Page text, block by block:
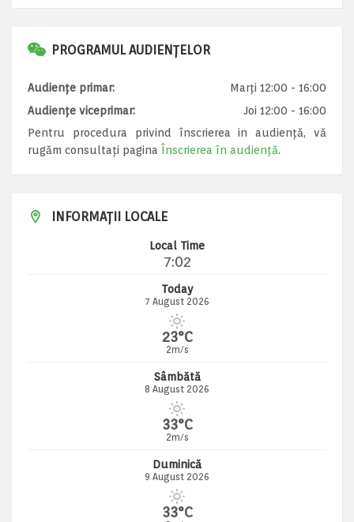
PROGRAMUL AUDIENȚELOR
Audiențe primar:
Marți 12:00 - 16:00
Audiențe viceprimar:
Joi 12:00 - 16:00
Pentru procedura privind înscrierea in audiență, vă
rugăm consultați pagina Înscrierea în audiență.
INFORMAȚII LOCALE
Local Time
7:02
Today
7 August 2026
23°C
2m/s
Sâmbătă
8 August 2026
33°C
2m/s
Duminică
9 August 2026
33°C